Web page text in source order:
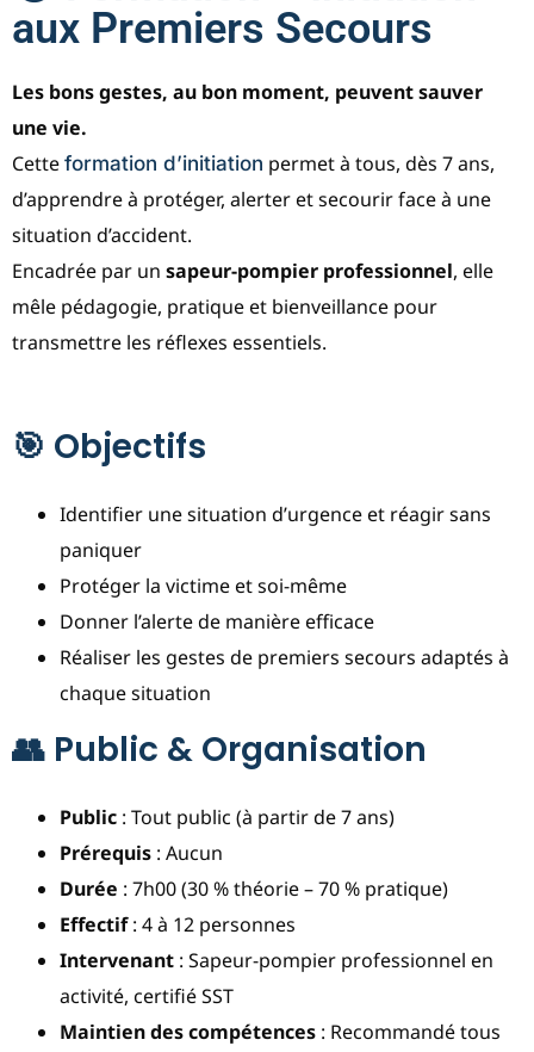
aux Premiers Secours
Les bons gestes, au bon moment, peuvent sauver
une vie.
Cette formation d’initiation permet à tous, dès 7 ans,
d’apprendre à protéger, alerter et secourir face à une
situation d’accident.
Encadrée par un sapeur-pompier professionnel, elle
mêle pédagogie, pratique et bienveillance pour
transmettre les réflexes essentiels.
🎯 Objectifs
Identifier une situation d’urgence et réagir sans
paniquer
Protéger la victime et soi-même
Donner l’alerte de manière efficace
Réaliser les gestes de premiers secours adaptés à
chaque situation
👥 Public & Organisation
Public : Tout public (à partir de 7 ans)
Prérequis : Aucun
Durée : 7h00 (30 % théorie – 70 % pratique)
Effectif: 4 à 12 personnes
Intervenant : Sapeur-pompier professionnel en
activité, certifié SST
Maintien des compétences : Recommandé tous